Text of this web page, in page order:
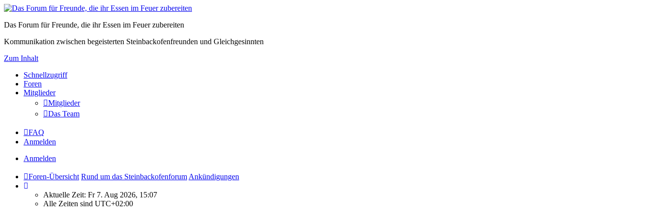
Das Forum für Freunde, die ihr Essen im Feuer zubereiten
Kommunikation zwischen begeisterten Steinbackofenfreunden und Gleichgesinnten
Zum Inhalt
Schnellzugriff
Foren
Mitglieder
Mitglieder
Das Team
FAQ
Anmelden
Anmelden
Foren-Übersicht Rund um das Steinbackofenforum Ankündigungen
Aktuelle Zeit: Fr 7. Aug 2026, 15:07
Alle Zeiten sind UTC+02:00